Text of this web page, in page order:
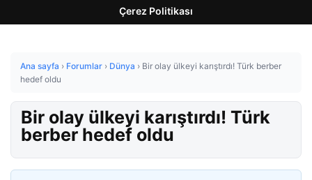
Çerez Politikası
Ana sayfa › Forumlar › Dünya › Bir olay ülkeyi karıştırdı! Türk berber
hedef oldu
Bir olay ülkeyi karıştırdı! Türk
berber hedef oldu